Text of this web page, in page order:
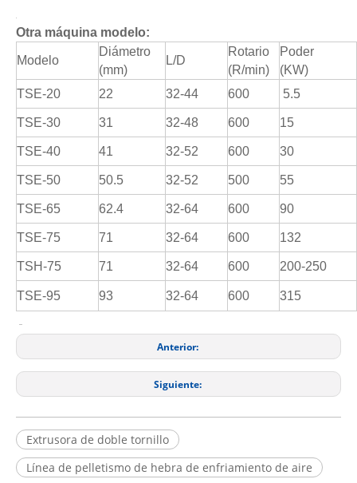
Otra máquina modelo:
Modelo
Diámetro
(mm)
L/D
Rotario
(R/min)
Poder
(KW)
TSE-20
22 32-44 600 5.5
TSE-30 31 32-48 600 15
TSE-40 41 32-52 600 30
TSE-50 50.5 32-52 500 55
TSE-65 62.4 32-64 600 90
TSE-75 71 32-64 600 132
TSH-75 71 32-64 600 200-250
TSE-95 93 32-64 600 315
Anterior:
Siguiente:
Extrusora de doble tornillo
Línea de pelletismo de hebra de enfriamiento de aire